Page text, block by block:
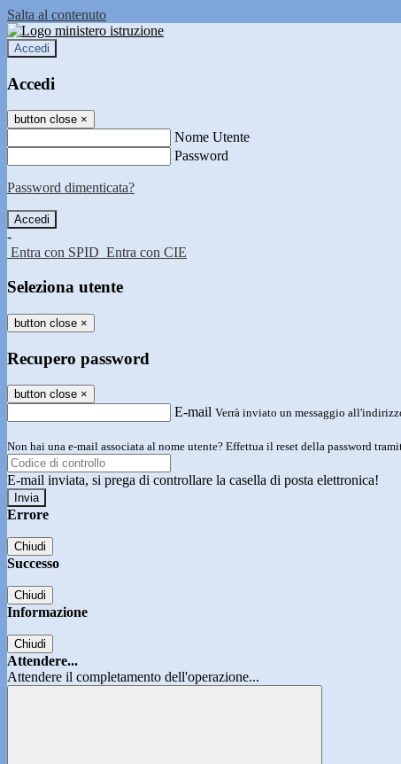
Salta al contenuto
Accedi
Accedi
button close ×
Nome Utente
Password
Password dimenticata?
-
Entra con SPID Entra con CIE
Seleziona utente
button close ×
Recupero password
button close ×
E-mail Verrà inviato un messaggio
Non hai una e-mail associata al nome utente? Effettua il reset della password
E-mail inviata, si prega di controllare la casella di posta elettronica!
Errore
Chiudi
Successo
Chiudi
Informazione
Chiudi
Attendere...
Attendere il completamento dell'operazione...